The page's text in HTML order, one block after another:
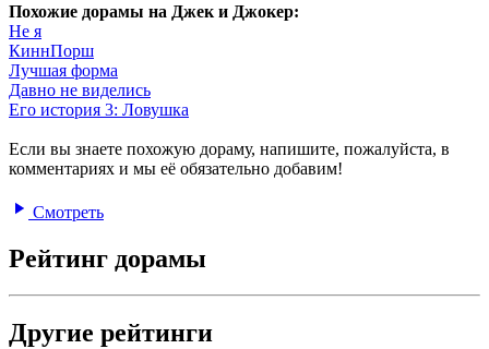
Похожие дорамы на Джек и Джокер:
Не я
КиннПорш
Лучшая форма
Давно не виделись
Его история 3: Ловушка
Если вы знаете похожую дораму, напишите, пожалуйста, в
комментариях и мы её обязательно добавим!
Смотреть
Рейтинг дорамы
Другие рейтинги